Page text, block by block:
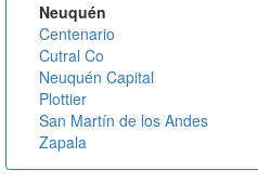
Neuquén
Centenario
Cutral Co
Neuquén Capital
Plottier
San Martín de los Andes
Zapala